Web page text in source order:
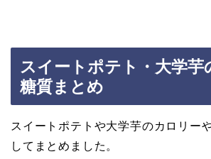
スイートポテト・大学芋
糖質まとめ
スイートポテトや大学芋のカロリー
してまとめました。